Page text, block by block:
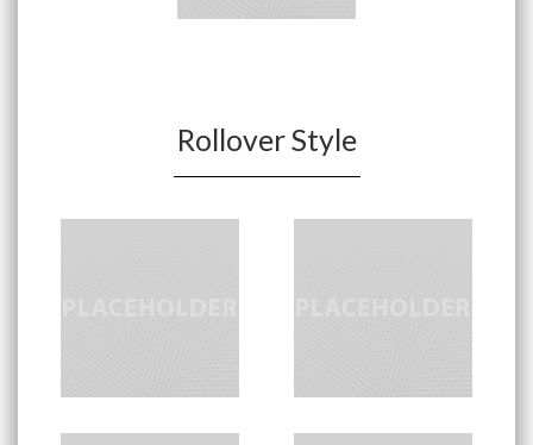
Rollover Style